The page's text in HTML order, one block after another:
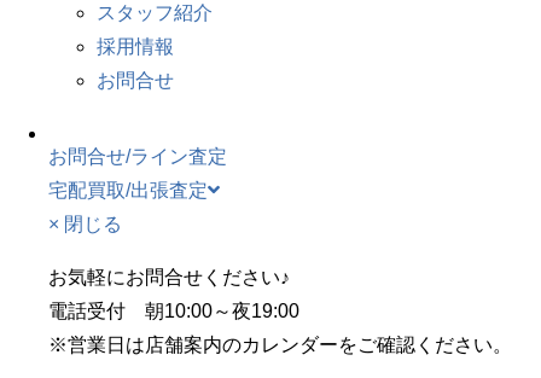
スタッフ紹介
採用情報
お問合せ
お問合せ/ライン査定
宅配買取/出張査定
× 閉じる
お気軽にお問合せください♪
電話受付 朝10:00～夜19:00
※営業日は店舗案内のカレンダーをご確認ください。